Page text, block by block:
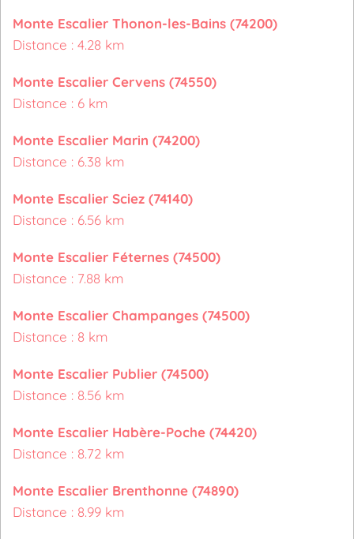
Monte Escalier Thonon-les-Bains (74200)
Distance : 4.28 km
Monte Escalier Cervens (74550)
Distance : 6 km
Monte Escalier Marin (74200)
Distance : 6.38 km
Monte Escalier Sciez (74140)
Distance : 6.56 km
Monte Escalier Féternes (74500)
Distance : 7.88 km
Monte Escalier Champanges (74500)
Distance : 8 km
Monte Escalier Publier (74500)
Distance : 8.56 km
Monte Escalier Habère-Poche (74420)
Distance : 8.72 km
Monte Escalier Brenthonne (74890)
Distance : 8.99 km